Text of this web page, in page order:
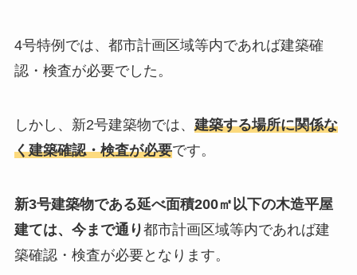
4号特例では、都市計画区域等内であれば建築確
認・検査が必要でした。
しかし、新2号建築物では、 建築する場所に関係な
く建築確認・検査が必要です。
新3号建築物である延べ面積200㎡以下の木造平屋
建ては、今まで通り都市計画区域等内であれば建
築確認・検査が必要となります。